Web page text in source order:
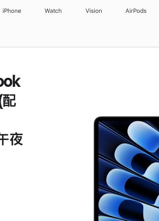
iPhone Watch Vision AirPods
夜